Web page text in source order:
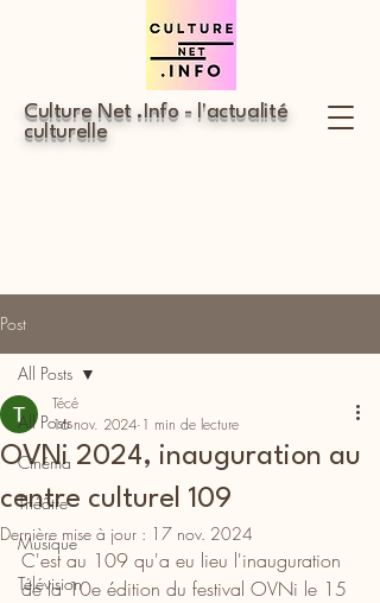
Culture Net .Info - l'actualité
culturelle
Post
All Posts
Cinéma
Théâtre
Musique
Télévision
All Posts
OVNi 2024, inauguration au
centre culturel 109
Técé
16 nov. 2024 1 min de lecture
Dernière mise à jour : 17 nov. 2024
C'est au 109 qu'a eu lieu l'inauguration
de la 10e édition du festival OVNi le 15